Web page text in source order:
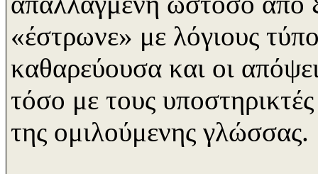
«έστρωνε» με λόγιους
καθαρεύουσα και οι
τόσο με τους
της ομιλούμενης γλώσσας.